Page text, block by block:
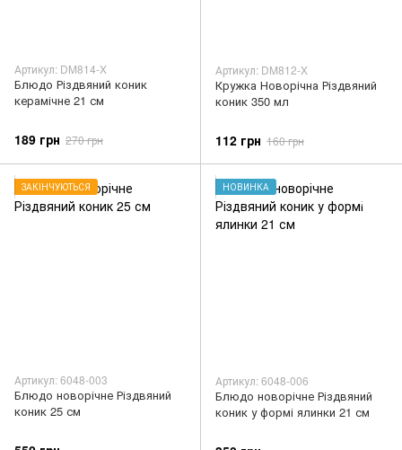
Артикул: DM814-X
Блюдо Різдвяний коник
керамічне 21 см
189 грн 270 грн
Артикул: DM812-X
Кружка Новорічна Різдвяний
коник 350 мл
112 грн 160 грн
ЗАКІНЧУЮТЬСЯ
Артикул: 6048-003
Блюдо новорічне Різдвяний
коник 25 см
НОВИНКА
Артикул: 6048-006
Блюдо новорічне Різдвяний
коник у формі ялинки 21 см